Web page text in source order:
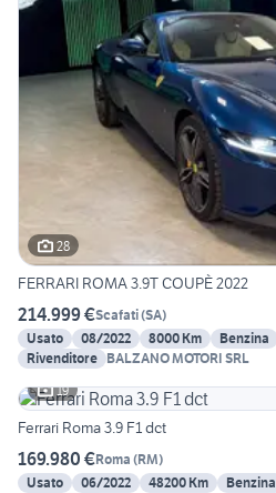
28
FERRARI ROMA 3.9T COUPÈ 2022
214.999 €Scafati(SA)
Usato
08/2022 8000 Km Benzina
Rivenditore BALZANO MOTORI SRL
19
Ferrari Roma 3.9 F1 dct
169.980 €Roma (RM)
Usato
06/2022 48200 Km Benzina